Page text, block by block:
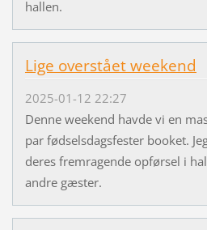
hallen.
Lige overstået weekend
2025-01-12 22:27
Denne weekend havde vi en
par fødselsdagsfester booket.
deres fremragende opførsel i
andre gæster.